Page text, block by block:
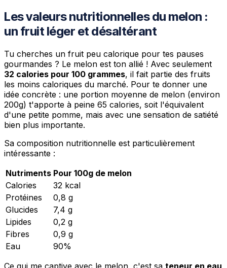
Les valeurs nutritionnelles du melon :
un fruit léger et désaltérant
Tu cherches un fruit peu calorique pour tes pauses
gourmandes ? Le melon est ton allié ! Avec seulement
32 calories pour 100 grammes, il fait partie des fruits
les moins caloriques du marché. Pour te donner une
idée concrète : une portion moyenne de melon (environ
200g) t'apporte à peine 65 calories, soit l'équivalent
d'une petite pomme, mais avec une sensation de satiété
bien plus importante.
Sa composition nutritionnelle est particulièrement
intéressante :
Nutriments Pour 100g de melon
Calories
32 kcal
Protéines
0,8 g
Glucides
7,4 g
Lipides
0,2 g
Fibres
0,9 g
Eau
90%
Ce qui me captive avec le melon, c'est sa teneur en eau